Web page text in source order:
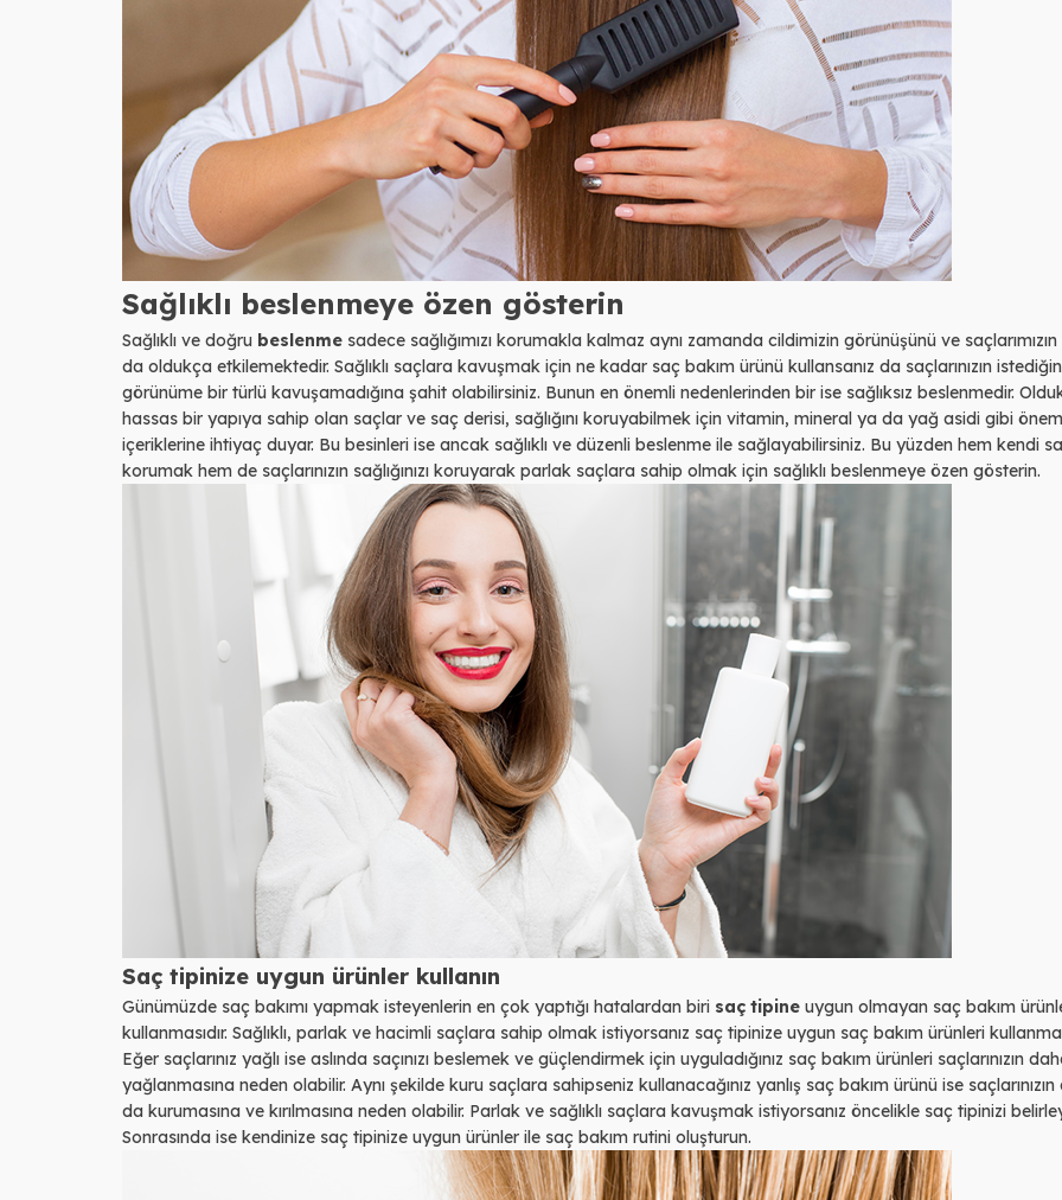
Sağlıklı beslenmeye özen gösterin
Sağlıklı ve doğru beslenme sadece sağlığımızı korumakla kalmaz aynı zamanda cildimizin görünüşünü ve saçlarımızın
da oldukça etkilemektedir. Sağlıklı saçlara kavuşmak için ne kadar saç bakım ürünü kullansanız da saçlarınızın
görünüme bir türlü kavuşamadığına şahit olabilirsiniz. Bunun en önemli nedenlerinden bir ise sağlıksız beslenmedir.
hassas bir yapıya sahip olan saçlar ve saç derisi, sağlığını koruyabilmek için vitamin, mineral ya da yağ asidi gibi
içeriklerine ihtiyaç duyar. Bu besinleri ise ancak sağlıklı ve düzenli beslenme ile sağlayabilirsiniz. Bu yüzden hem kendi
korumak hem de saçlarınızın sağlığınızı koruyarak parlak saçlara sahip olmak için sağlıklı beslenmeye özen gösterin.
Saç tipinize uygun ürünler kullanın
Günümüzde saç bakımı yapmak isteyenlerin en çok yaptığı hatalardan biri saç tipine uygun olmayan saç bakım
kullanmasıdır. Sağlıklı, parlak ve hacimli saçlara sahip olmak istiyorsanız saç tipinize uygun saç bakım ürünleri
Eğer saçlarınız yağlı ise aslında saçınızı beslemek ve güçlendirmek için uyguladığınız saç bakım ürünleri saçlarınızın
yağlanmasına neden olabilir. Aynı şekilde kuru saçlara sahipseniz kullanacağınız yanlış saç bakım ürünü ise
da kurumasına ve kırılmasına neden olabilir. Parlak ve sağlıklı saçlara kavuşmak istiyorsanız öncelikle saç tipinizi
Sonrasında ise kendinize saç tipinize uygun ürünler ile saç bakım rutini oluşturun.